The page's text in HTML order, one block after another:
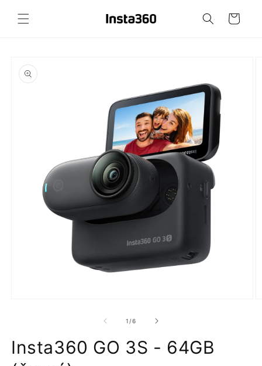
na
obsah
Košík
produkte
okne
1 /z6
Insta360 GO 3S - 64GB